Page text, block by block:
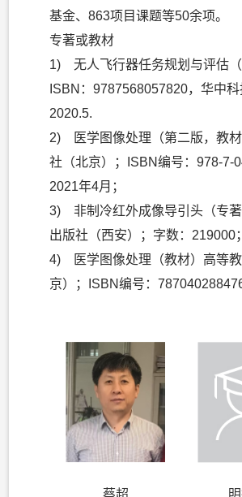
基金、863项目课题等50余项。
专著或教材
1) 无人飞行器任务规划与评估（
ISBN：9787568057820，华中科
2020.5.
2) 医学图像处理（第二版，教
社（北京）；ISBN编号：978-7-
2021年4月；
3) 非制冷红外成像导引头（专
出版社（西安）；字数：219000
4) 医学图像处理（教材）高等
京）；ISBN编号：